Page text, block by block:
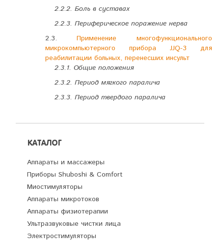
2.2.2. Боль в суставах
2.2.3. Периферическое поражение нерва
2.3.Применение многофункционального
микрокомпьютерного прибора JJQ-3 для
реабилитации больных, перенесших инсульт
2.3.1. Общие положения
2.3.2. Период мягкого паралича
2.3.3. Период твердого паралича
КАТАЛОГ
Аппараты и массажеры
Приборы Shuboshi & Comfort
Миостимуляторы
Аппараты микротоков
Аппараты физиотерапии
Ультразвуковые чистки лица
Электростимуляторы